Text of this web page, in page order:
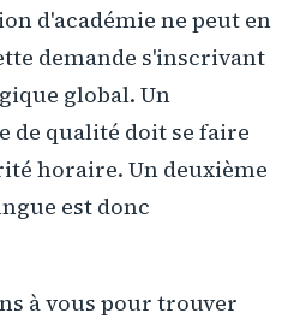
d'académie ne peut en
demande s'inscrivant
global. Un
de qualité doit se faire
horaire. Un deuxième
est donc
à vous pour trouver